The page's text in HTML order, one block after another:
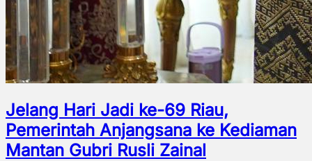
Jelang Hari Jadi ke-69 Riau,
Pemerintah Anjangsana ke Kediaman
Mantan Gubri Rusli Zainal